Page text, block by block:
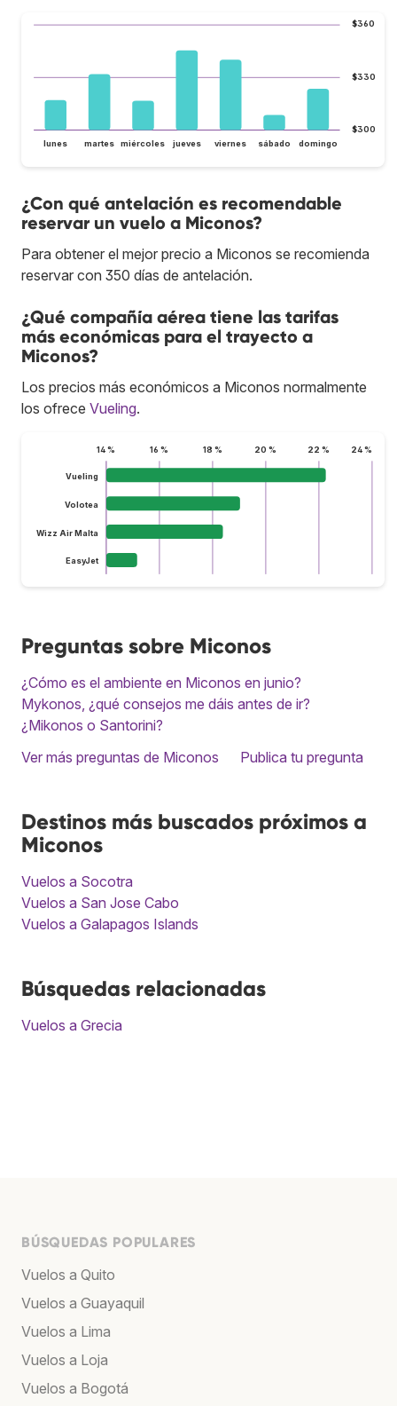
$300
$330
$360
lunes martes miércoles jueves viernes sábado domingo
¿Con qué antelación es recomendable
reservar un vuelo a Miconos?
Para obtener el mejor precio a Miconos se recomienda
reservar con 350 días de antelación.
¿Qué compañía aérea tiene las tarifas
más económicas para el trayecto a
Miconos?
Los precios más económicos a Miconos normalmente
los ofrece Vueling.
14 % 16 % 18 % 20 % 22 % 24 %
Vueling
Volotea
Wizz Air Malta
EasyJet
Preguntas sobre Miconos
¿Cómo es el ambiente en Miconos en junio?
Mykonos, ¿qué consejos me dáis antes de ir?
¿Mikonos o Santorini?
Ver más preguntas de Miconos
Publica tu pregunta
Destinos más buscados próximos a
Miconos
Vuelos a Socotra
Vuelos a San Jose Cabo
Vuelos a Galapagos Islands
Búsquedas relacionadas
Vuelos a Grecia
BÚSQUEDAS POPULARES
Vuelos a Quito
Vuelos a Guayaquil
Vuelos a Lima
Vuelos a Loja
Vuelos a Bogotá